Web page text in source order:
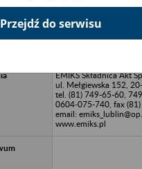
STA - Odlewnie,
EMIKS Składnica Akt
ul. Mełgiewska 152,
tel. (81) 749-65-60,
0604-075-740, fax (81)
email:
www.emiks.pl
Przejdź do serwisu